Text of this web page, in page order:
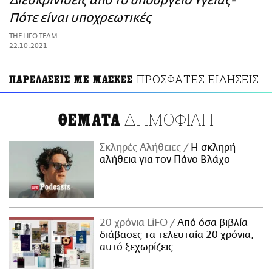
ΑΜΠΑ
PRINT
Πότε είναι υποχρεωτικές
THE LIFO TEAM
22.10.2021
ΠΑΡΕΛΑΣΕΙΣ ΜΕ ΜΑΣΚΕΣ ΠΡΟΣΦΑΤΕΣ ΕΙΔΗΣΕΙΣ
ΘΕΜΑΤΑ ΔΗΜΟΦΙΛΗ
Σκληρές Αλήθειες
H σκληρή
αλήθεια για τον Πάνο Βλάχο
20 χρόνια LiFO
Από όσα βιβλία
διάβασες τα τελευταία 20 χρόνια,
αυτό ξεχωρίζεις